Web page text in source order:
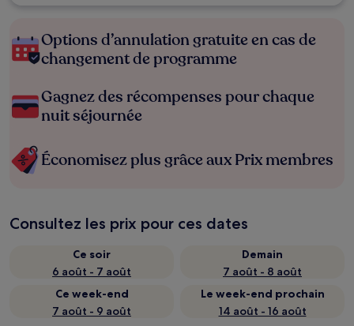
Options d’annulation gratuite en cas de
changement de programme
Gagnez des récompenses pour chaque
nuit séjournée
Économisez plus grâce aux Prix membres
Consultez les prix pour ces dates
Ce soir
6 août - 7 août
Demain
7 août - 8 août
Ce week-end
7 août - 9 août
Le week-end prochain
14 août - 16 août